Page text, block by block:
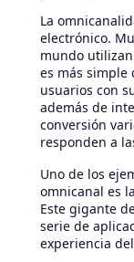
La
electrónico.
mundo
es más simple
usuarios con
además de
conversión
responden a
Uno de los
omnicanal es
Este gigante
serie de
experiencia